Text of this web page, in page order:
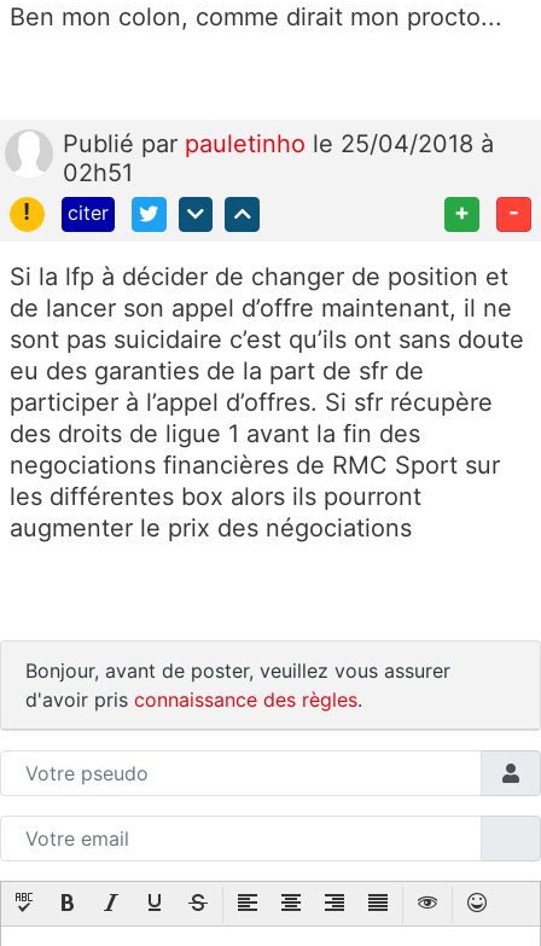
Ben mon colon, comme dirait mon procto...
Publié par pauletinho le 25/04/2018 à
02h51
!
citer + -
Si la lfp à décider de changer de position et
de lancer son appel d’offre maintenant, il ne
sont pas suicidaire c’est qu’ils ont sans doute
eu des garanties de la part de sfr de
participer à l’appel d’offres. Si sfr récupère
des droits de ligue 1 avant la fin des
negociations financières de RMC Sport sur
les différentes box alors ils pourront
augmenter le prix des négociations
Bonjour, avant de poster, veuillez vous assurer
d'avoir pris connaissance des règles.